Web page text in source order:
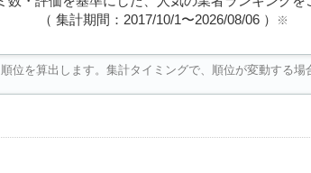
（ 集計期間：2017/10/1〜2026/08/06） ※
を算出します。集計タイミングで、順位が変動する場